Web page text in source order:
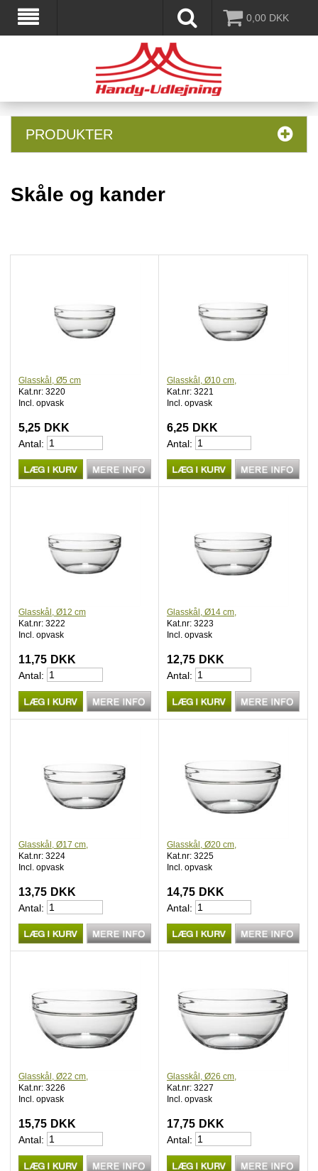
0,00 DKK
PRODUKTER
Skåle og kander
Glasskål, Ø5 cm
Kat.nr: 3220
Incl. opvask
5,25 DKK
Antal:
Glasskål, Ø10 cm,
Kat.nr: 3221
Incl. opvask
6,25 DKK
Antal:
Glasskål, Ø12 cm
Kat.nr: 3222
Incl. opvask
11,75 DKK
Antal:
Glasskål, Ø14 cm,
Kat.nr: 3223
Incl. opvask
12,75 DKK
Antal:
Glasskål, Ø17 cm,
Kat.nr: 3224
Incl. opvask
13,75 DKK
Antal:
Glasskål, Ø20 cm,
Kat.nr: 3225
Incl. opvask
14,75 DKK
Antal:
Glasskål, Ø22 cm,
Kat.nr: 3226
Incl. opvask
15,75 DKK
Antal:
Glasskål, Ø26 cm,
Kat.nr: 3227
Incl. opvask
17,75 DKK
Antal: